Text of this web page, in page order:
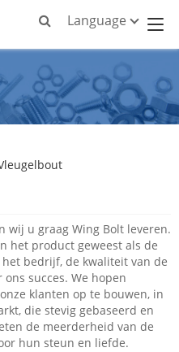
Language
wij u graag Wing Bolt leveren.
het product geweest als de
bedrijf, de kwaliteit van de
succes. We hopen
klanten op te bouwen, in
die stevig gebaseerd en
de meerderheid van de
hun steun en liefde.